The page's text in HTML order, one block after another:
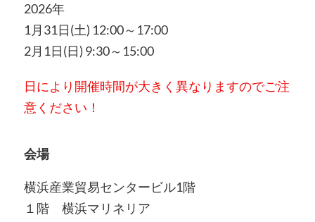
2026年
1月31日(土) 12:00～17:00
2月1日(日) 9:30～15:00
日により開催時間が大きく異なりますのでご注
意ください！
会場
横浜産業貿易センタービル1階
１階 横浜マリネリア